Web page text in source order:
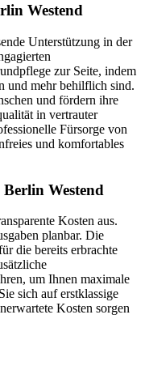
Westend
Unterstützung in der
zur Seite, indem
und mehr behilflich sind.
und fördern ihre
in vertrauter
Fürsorge von
und komfortables
Westend
Kosten aus.
planbar. Die
die bereits erbrachte
um Ihnen maximale
sich auf erstklassige
Kosten sorgen